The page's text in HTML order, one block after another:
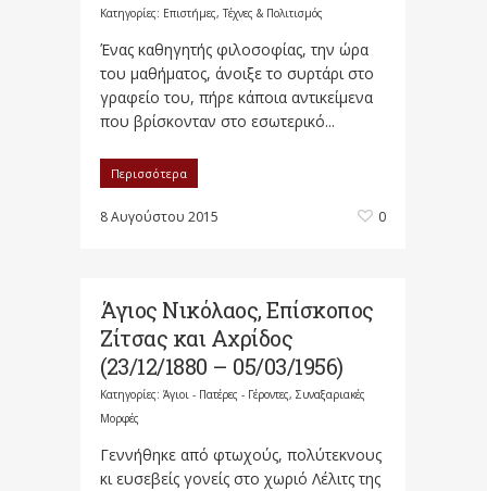
Κατηγορίες: Επιστήμες, Τέχνες & Πολιτισμός
Ένας καθηγητής φιλοσοφίας, την ώρα
του μαθήματος, άνοιξε το συρτάρι στο
γραφείο του, πήρε κάποια αντικείμενα
που βρίσκονταν στο εσωτερικό...
Περισσότερα
8 Αυγούστου 2015 0
Άγιος Νικόλαος, Επίσκοπος
Ζίτσας και Αχρίδος
(23/12/1880 – 05/03/1956)
Κατηγορίες: Άγιοι - Πατέρες - Γέροντες, Συναξαριακές
Μορφές
Γεννήθηκε από φτωχούς, πολύτεκνους
κι ευσεβείς γονείς στο χωριό Λέλιτς της